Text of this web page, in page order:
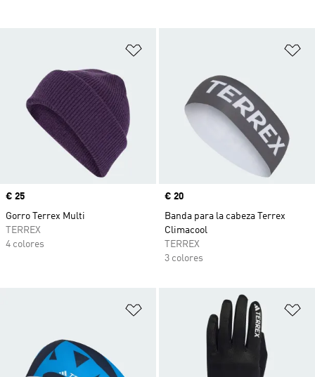
Precio
€ 25
Gorro Terrex Multi
TERREX
4 colores
Precio
€ 20
Banda para la cabeza Terrex
Climacool
TERREX
3 colores
Añadir a la lista de deseos